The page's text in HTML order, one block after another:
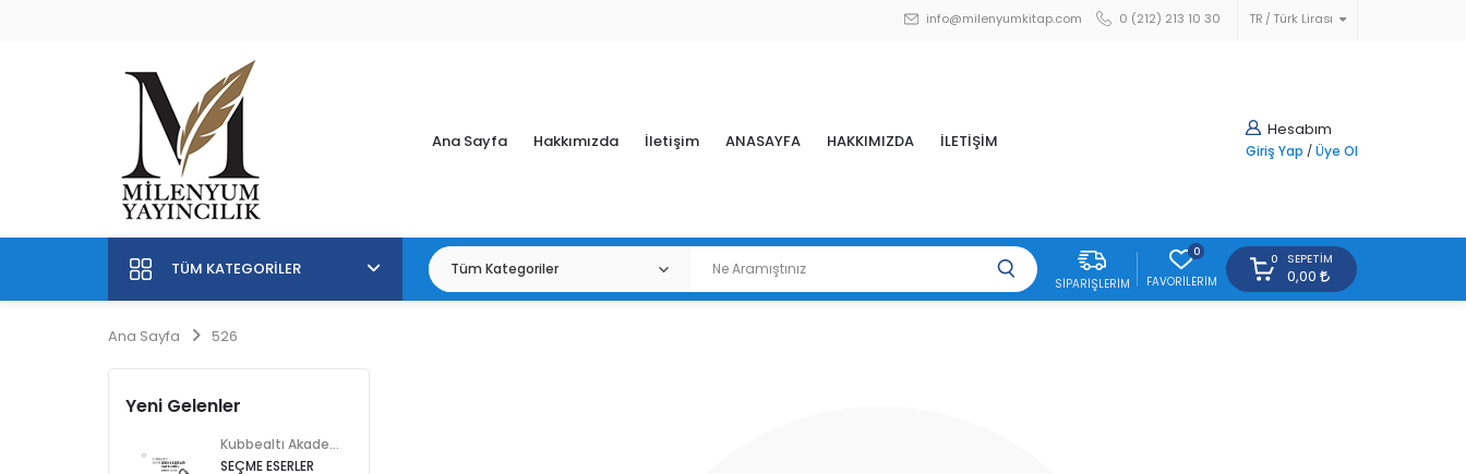
TR Türk Lirası
info@milenyumkitap.com 0 (212) 213 10 30
Hesabım
Giriş Yap / Üye Ol
Ana Sayfa Hakkımızda İletişim ANASAYFA HAKKIMIZDA İLETİŞİM
TÜM KATEGORILER
SIPARIŞLERIM
0
FAVORILERIM
0 SEPETIM
0,00
Ana Sayfa 526
Yeni Gelenler
SEÇME ESERLER